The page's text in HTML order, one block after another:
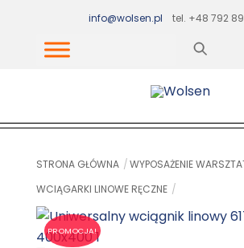
content
info@wolsen.pl tel. +48 792
STRONA GŁÓWNA
WYPOSAŻENIE
WCIĄGARKI LINOWE RĘCZNE
PROMOCJA!